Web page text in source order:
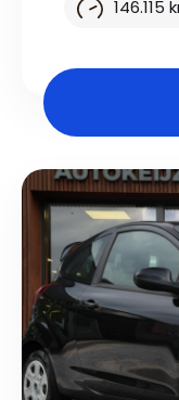
146.115